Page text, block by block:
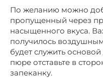
По желанию можно
пропущенный через
насыщенного вкуса.
получилось
будет служить
пюре отставьте в
запеканку.